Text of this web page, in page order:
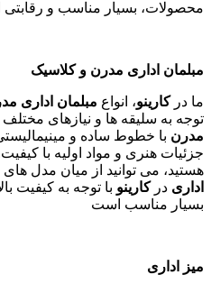
محصولات، بسیار مناسب و
مبلمان اداری مدرن و کلاسیک
ما درکارینو، انواع مبلمان اداری
توجه به سلیقه ها و نیازهای مختلف
مدرن با خطوط ساده و
جزئیات هنری و مواد اولیه با
هستید، می توانید از میان مدل های
اداری درکارینو با توجه به کیفیت
بسیار مناسب است
میز اداری